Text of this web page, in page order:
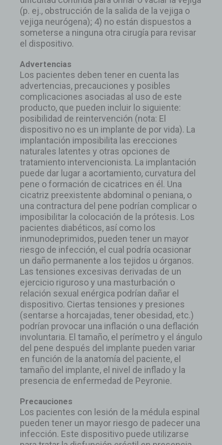
(p. ej., obstrucción de la salida de la vejiga o
vejiga neurógena); 4) no están dispuestos a
someterse a ninguna otra cirugía para revisar
el dispositivo.
Advertencias
Los pacientes deben tener en cuenta las
advertencias, precauciones y posibles
complicaciones asociadas al uso de este
producto, que pueden incluir lo siguiente:
posibilidad de reintervención (nota: El
dispositivo no es un implante de por vida). La
implantación imposibilita las erecciones
naturales latentes y otras opciones de
tratamiento intervencionista. La implantación
puede dar lugar a acortamiento, curvatura del
pene o formación de cicatrices en él. Una
cicatriz preexistente abdominal o peniana, o
una contractura del pene podrían complicar o
imposibilitar la colocación de la prótesis. Los
pacientes diabéticos, así como los
inmunodeprimidos, pueden tener un mayor
riesgo de infección, el cual podría ocasionar
un daño permanente a los tejidos u órganos.
Las tensiones excesivas derivadas de un
ejercicio riguroso y una masturbación o
relación sexual enérgica podrían dañar el
dispositivo. Ciertas tensiones y presiones
(sentarse a horcajadas, tener obesidad, etc.)
podrían provocar una inflación o una deflación
involuntaria. El tamaño, el perímetro y el ángulo
del pene después del implante pueden variar
en función de la anatomía del paciente, el
tamaño del implante, el nivel de inflado y la
presencia de enfermedad de Peyronie.
Precauciones
Los pacientes con lesión de la médula espinal
pueden tener un mayor riesgo de padecer una
infección. Este dispositivo puede utilizarse